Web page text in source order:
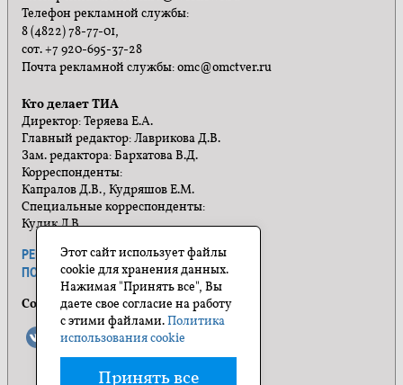
Телефон рекламной службы:
8 (4822) 78-77-01,
сот. +7 920-695-37-28
Почта рекламной службы: omc@omctver.ru
Кто делает ТИА
Директор: Теряева Е.А.
Главный редактор: Лаврикова Д.В.
Зам. редактора: Бархатова В.Д.
Корреспонденты:
Капралов Д.В., Кудряшов Е.М.
Специальные корреспонденты:
Кулик Л.В.
РЕКЛАМА ПРАВИЛА САЙТА
ПОЛИТИКА КОНФИДЕНЦИАЛЬНОСТИ
Социальные сети
Этот сайт использует файлы
cookie для хранения данных.
Нажимая "Принять все", Вы
даете свое согласие на работу
с этими файлами.Политика
использования cookie
Принять все